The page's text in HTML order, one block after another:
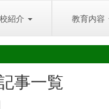
紹介 教育内容
事一覧